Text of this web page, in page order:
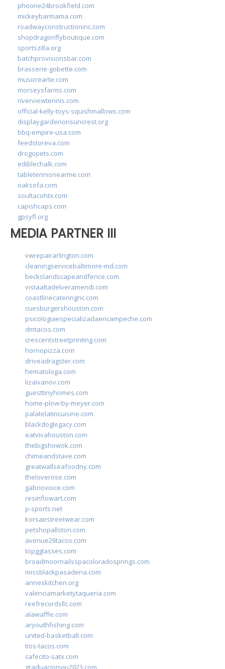
phoone24brookfield.com
mickeybarmama.com
roadwayconstructioninc.com
shopdragonflyboutique.com
sportszilla.org
batchprovisionsbar.com
brasserie-gobette.com
musicrearte.com
morseysfarms.com
riverviewtennis.com
official-kelly-toys-squishmallows.com
displaygardenonsuncrest.org
bbq-empire-usa.com
feedstoreva.com
drogopets.com
ediblechalk.com
tabletennisnearme.com
oaksofa.com
soultacohtx.com
capishcaps.com
gpsyfl.org
MEDIA PARTNER III
vwrepairarlington.com
cleaningservicebaltimore-md.com
beckslandscapeandfence.com
vistaaltadelveramendi.com
coastlinecateringnc.com
cuesburgershouston.com
psicologiaespecializadaencampeche.com
dmtacos.com
crescentstreetprinting.com
hornopizza.com
driveadragster.com
hematologa.com
lizaivanov.com
guesttinyhomes.com
home-plow-by-meyer.com
palatelatincuisine.com
blackdoglegacy.com
eatvivahouston.com
thebigshowok.com
chimeandstave.com
greatwallseafoodny.com
theloverose.com
gabriovoice.com
resinflowart.com
p-sports.net
korsairstreetwear.com
petshopallston.com
avenue26tacos.com
topgglasses.com
broadmoornailsspacoloradosprings.com
missblackpasadena.com
anneskitchen.org
valenciamarketytaqueria.com
reefrecordsllc.com
alawaffle.com
aryouthfishing.com
united-basketball.com
tios-tacos.com
cafecito-satx.com
graduacionviu2023.com